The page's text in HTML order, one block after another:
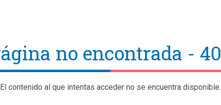
no encontrada -
El contenido al que intentas acceder no se encuentra disponible.